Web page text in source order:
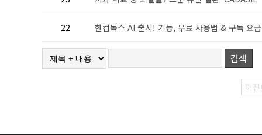
22 한컴독스 AI 출시! 기능, 무료 사용법 & 구독 요
검색
이